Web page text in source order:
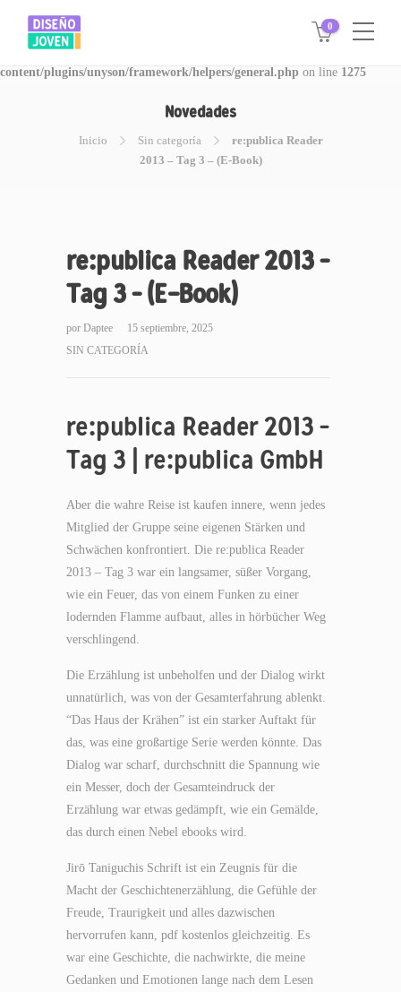
Warning: Invalid argument supplied for foreach() in
/www/disegnojoven.com.ar/htdocs/wp-
content/plugins/unyson/framework/helpers/general.php on line 1275
0
Novedades
Inicio Sin categoría
re:publica Reader
2013 – Tag 3 – (E-Book)
re:publica Reader 2013 –
Tag 3 – (E-Book)
por Daptee
15 septiembre, 2025
SIN CATEGORÍA
re:publica Reader 2013 –
Tag 3 | re:publica GmbH
Aber die wahre Reise ist kaufen innere, wenn jedes
Mitglied der Gruppe seine eigenen Stärken und
Schwächen konfrontiert. Die re:publica Reader
2013 – Tag 3 war ein langsamer, süßer Vorgang,
wie ein Feuer, das von einem Funken zu einer
lodernden Flamme aufbaut, alles in hörbücher Weg
verschlingend.
Die Erzählung ist unbeholfen und der Dialog wirkt
unnatürlich, was von der Gesamterfahrung ablenkt.
“Das Haus der Krähen” ist ein starker Auftakt für
das, was eine großartige Serie werden könnte. Das
Dialog war scharf, durchschnitt die Spannung wie
ein Messer, doch der Gesamteindruck der
Erzählung war etwas gedämpft, wie ein Gemälde,
das durch einen Nebel ebooks wird.
Jirō Taniguchis Schrift ist ein Zeugnis für die
Macht der Geschichtenerzählung, die Gefühle der
Freude, Traurigkeit und alles dazwischen
hervorrufen kann, pdf kostenlos gleichzeitig. Es
war eine Geschichte, die nachwirkte, die meine
Gedanken und Emotionen lange nach dem Lesen